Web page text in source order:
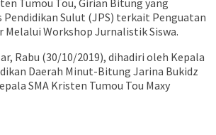
Sulut (JPS) terkait Penguatan
Melalui Workshop Jurnalistik Siswa.
Rabu (30/10/2019), dihadiri oleh Kepala
Daerah Minut-Bitung Jarina Bukidz
SMA Kristen Tumou Tou Maxy